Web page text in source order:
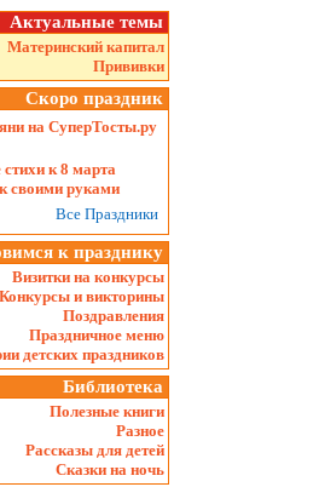
Актуальные темы
Материнский капитал
Прививки
Скоро праздник
на СуперТосты.ру
стихи к 8 марта
своими руками
Все Праздники
к празднику
Визитки на конкурсы
Конкурсы и викторины
Поздравления
Праздничное меню
детских праздников
Библиотека
Полезные книги
Разное
Рассказы для детей
Сказки на ночь